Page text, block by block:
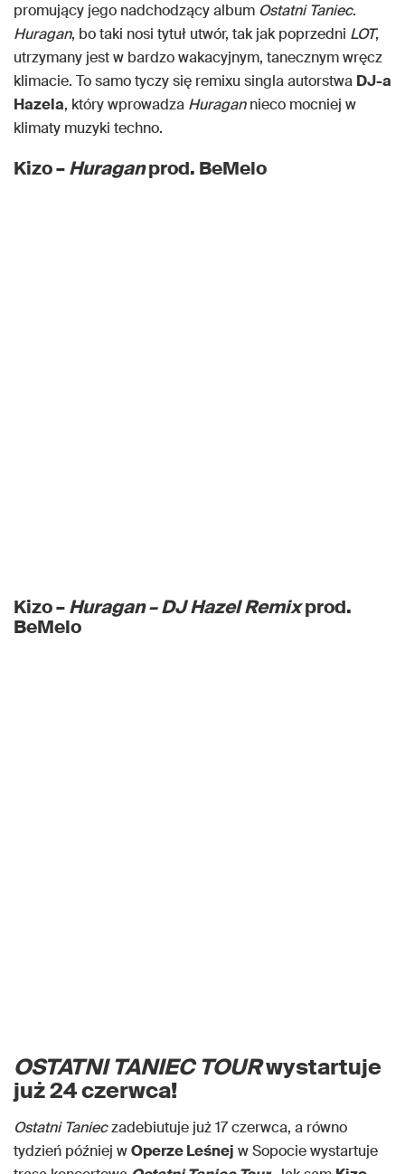
promujący jego nadchodzący album Ostatni Taniec.
Huragan, bo taki nosi tytuł utwór, tak jak poprzedni LOT,
utrzymany jest w bardzo wakacyjnym, tanecznym wręcz
klimacie. To samo tyczy się remixu singla autorstwa DJ-a
Hazela, który wprowadza Huragannieco mocniej w
klimaty muzyki techno.
Kizo –Huraganprod. BeMelo
Kizo –Huragan – DJ Hazel Remixprod.
BeMelo
OSTATNI TANIEC TOURwystartuje
już 24 czerwca!
Ostatni Tanieczadebiutuje już 17 czerwca, a równo
tydzień później wOperze Leśnej w Sopocie wystartuje